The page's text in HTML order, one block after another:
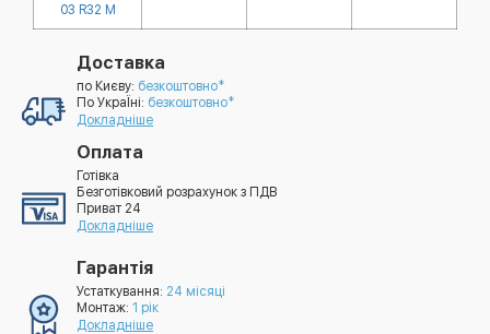
03 R32 M
Доставка
по Києву: безкоштовно*
По УкраЇні: безкоштовно*
Докладніше
Оплата
Готівка
Безготівковий розрахунок з ПДВ
Приват 24
Докладніше
Гарантія
Устаткування: 24 місяці
Монтаж: 1 рік
Докладніше